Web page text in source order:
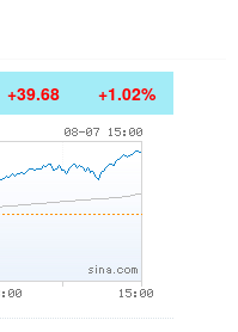
+39.68 +1.02%